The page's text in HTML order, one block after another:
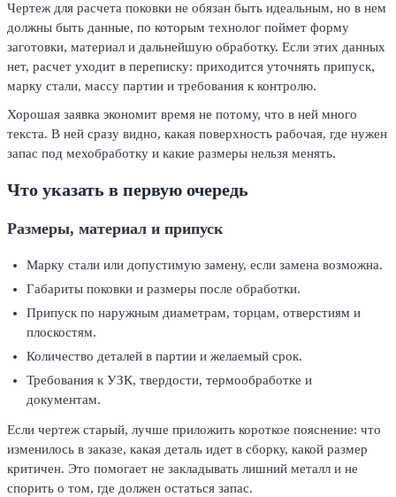
Чертеж для расчета поковки не обязан быть идеальным, но в нем
должны быть данные, по которым технолог поймет форму
заготовки, материал и дальнейшую обработку. Если этих данных
нет, расчет уходит в переписку: приходится уточнять припуск,
марку стали, массу партии и требования к контролю.
Хорошая заявка экономит время не потому, что в ней много
текста. В ней сразу видно, какая поверхность рабочая, где нужен
запас под мехобработку и какие размеры нельзя менять.
Что указать в первую очередь
Размеры, материал и припуск
Марку стали или допустимую замену, если замена возможна.
Габариты поковки и размеры после обработки.
Припуск по наружным диаметрам, торцам, отверстиям и
плоскостям.
Количество деталей в партии и желаемый срок.
Требования к УЗК, твердости, термообработке и
документам.
Если чертеж старый, лучше приложить короткое пояснение: что
изменилось в заказе, какая деталь идет в сборку, какой размер
критичен. Это помогает не закладывать лишний металл и не
спорить о том, где должен остаться запас.